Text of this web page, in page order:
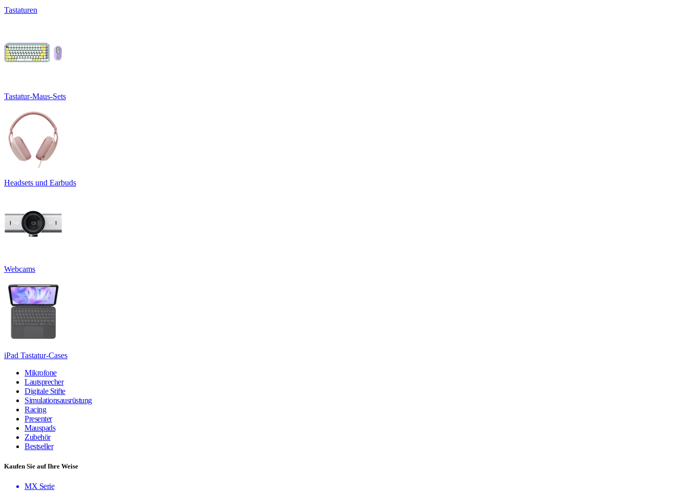
Tastaturen
Tastatur-Maus-Sets
Headsets und Earbuds
Webcams
iPad Tastatur-Cases
Mikrofone
Lautsprecher
Digitale Stifte
Simulationsausrüstung
Racing
Presenter
Mauspads
Zubehör
Bestseller
Kaufen Sie auf Ihre Weise
MX Serie